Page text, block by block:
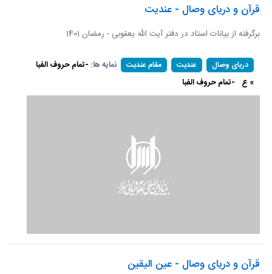
قرآن و دریای وصال - عندیت
برگرفته از بیانات استاد در دفتر آیت الله یعقوبی - رمضان 1401
دریای وصال عندیت مقام عندیت نمایه ها: -تمام حروف الفبا
» ع -تمام حروف الفبا
قرآن و دریای وصال - عین الیقین